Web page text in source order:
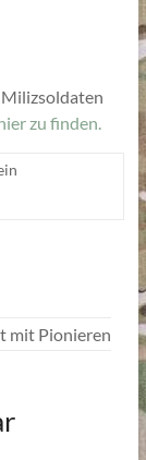
zu finden.
mit Pionieren